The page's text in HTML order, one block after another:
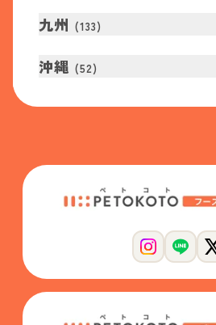
九州 (133)
沖縄 (52)